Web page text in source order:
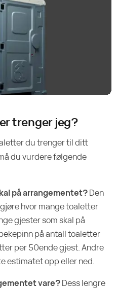
trenger jeg?
du trenger til ditt
du vurdere følgende
på arrangementet?Den
hvor mange toaletter
gjester som skal på
på antall toaletter
per 50ende gjest. Andre
estimatet opp eller ned.
vare?Dess lengre